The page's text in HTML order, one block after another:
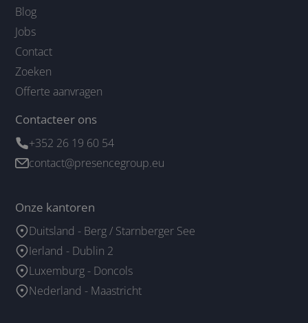
Blog
Jobs
Contact
Zoeken
Offerte aanvragen
Contacteer ons
+352 26 19 60 54
contact@presencegroup.eu
Onze kantoren
Duitsland - Berg / Starnberger See
Ierland - Dublin 2
Luxemburg - Doncols
Nederland - Maastricht